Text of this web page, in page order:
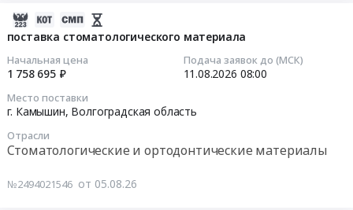
поставка стоматологического материала
Начальная цена
1 758 695 ₽
Подача заявок до (МСК)
11.08.2026 08:00
Место поставки
г. Камышин, Волгоградская область
Отрасли
Стоматологические и ортодонтические материалы
№2494021546 от 05.08.26